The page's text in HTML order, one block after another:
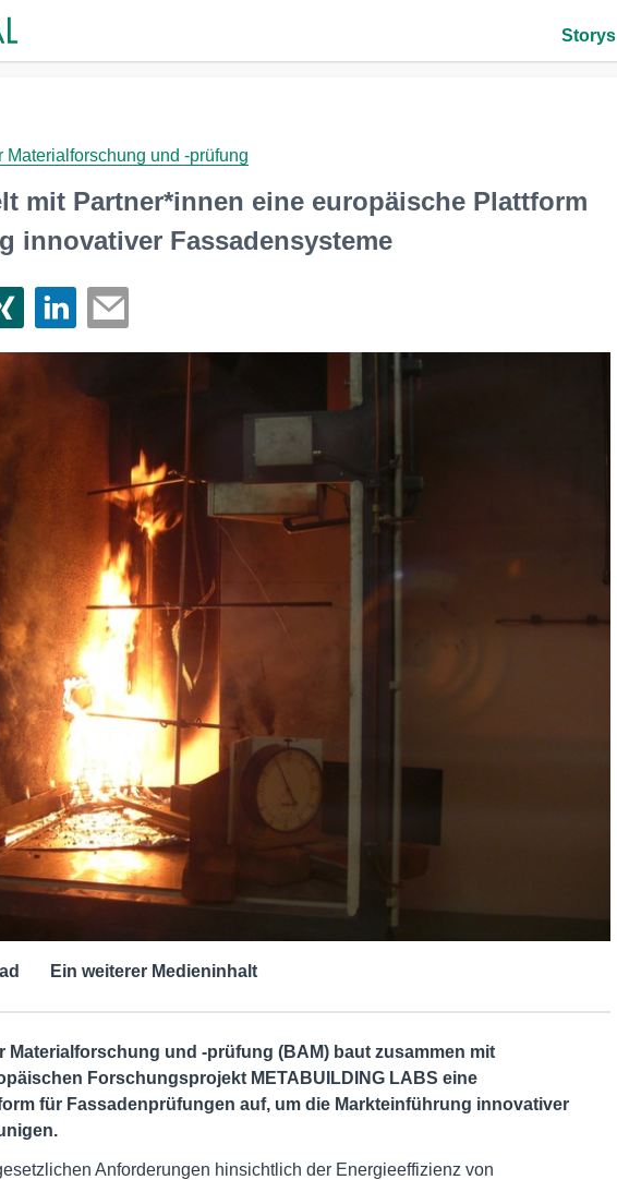
Storys
Materialforschung und -prüfung
mit Partner*innen eine europäische Plattform
innovativer Fassadensysteme
Ein weiterer Medieninhalt
Materialforschung und -prüfung (BAM) baut zusammen mit
Forschungsprojekt METABUILDING LABS eine
für Fassadenprüfungen auf, um die Markteinführung innovativer
Anforderungen hinsichtlich der Energieeffizienz von